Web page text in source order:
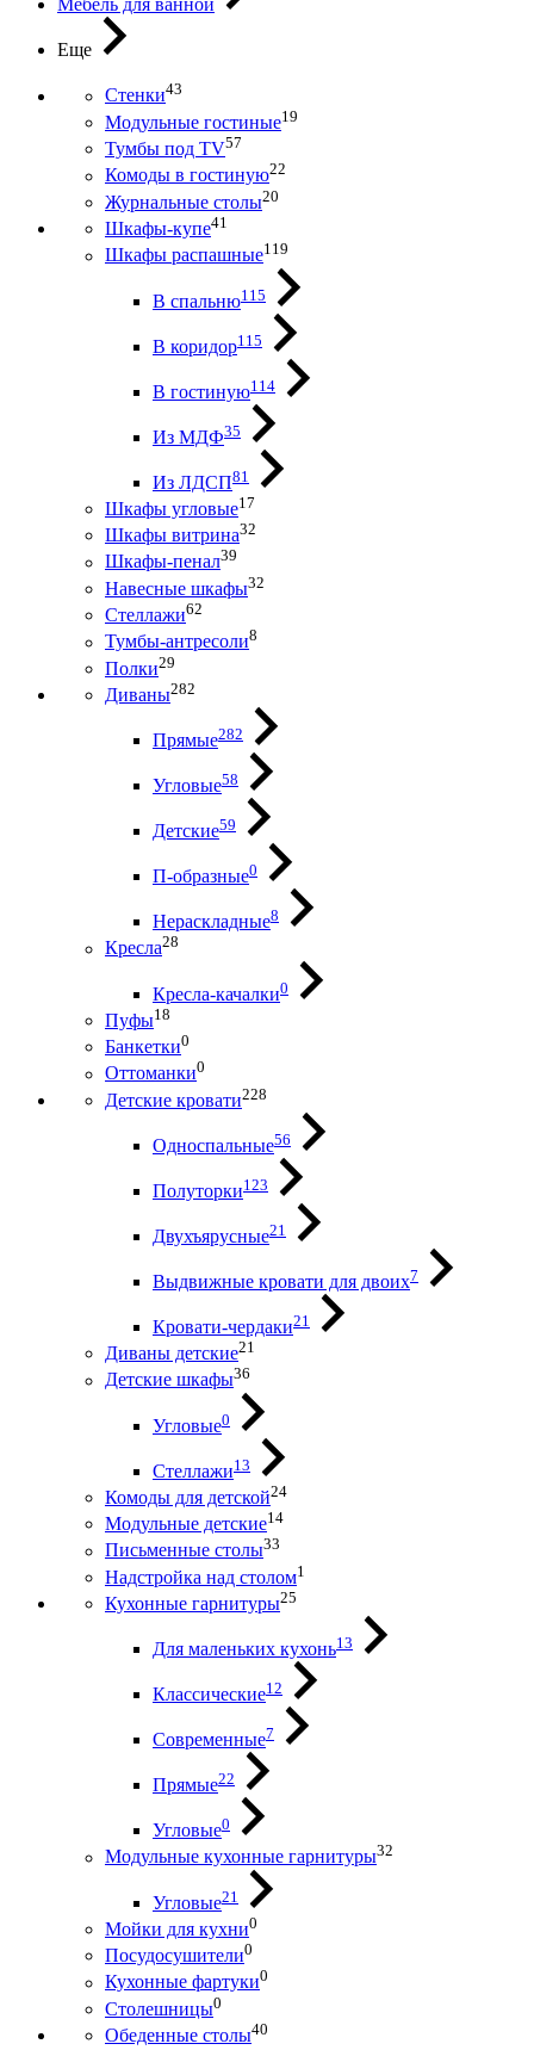
Мебель для ванной
Еще
Стенки43
Модульные гостиные19
Тумбы под ТV57
Комоды в гостиную22
Журнальные столы20
Шкафы-купе41
Шкафы распашные119
В спальню115
В коридор115
В гостиную114
Из МДФ35
Из ЛДСП81
Шкафы угловые17
Шкафы витрина32
Шкафы-пенал39
Навесные шкафы32
Стеллажи62
Тумбы-антресоли8
Полки29
Диваны282
Прямые282
Угловые58
Детские59
П-образные0
Нераскладные8
Кресла28
Кресла-качалки0
Пуфы18
Банкетки0
Оттоманки0
Детские кровати228
Односпальные56
Полуторки123
Двухъярусные21
Выдвижные кровати для двоих7
Кровати-чердаки21
Диваны детские21
Детские шкафы36
Угловые0
Стеллажи13
Комоды для детской24
Модульные детские14
Письменные столы33
Надстройка над столом1
Кухонные гарнитуры25
Для маленьких кухонь13
Классические12
Современные7
Прямые22
Угловые0
Модульные кухонные гарнитуры32
Угловые21
Мойки для кухни0
Посудосушители0
Кухонные фартуки0
Столешницы0
Обеденные столы40